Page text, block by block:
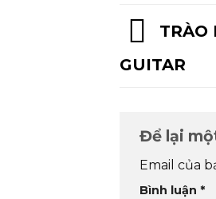
TRÀO
GUITAR
Để lại
Email của
Bình luận *